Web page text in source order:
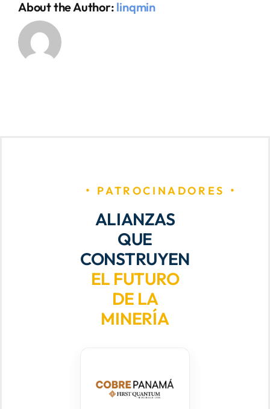
About the Author: linqmin
PATROCINADORES
ALIANZAS
QUE
CONSTRUYEN
EL FUTURO
DE LA
MINERÍA